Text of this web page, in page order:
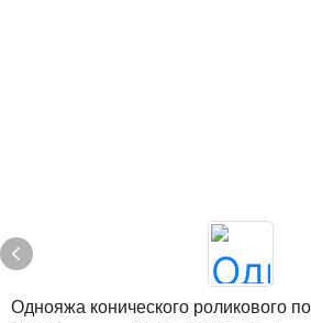
Однояжа конического роликового